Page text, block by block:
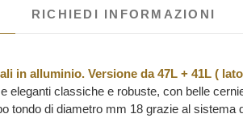
RICHIEDI INFORMAZIONI
in alluminio. Versione da 47L + 41L (
eleganti classiche e robuste, con belle
tondo di diametro mm 18 grazie al